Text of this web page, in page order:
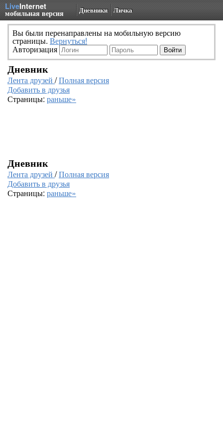
LiveInternet
мобильная версия Дневники Личка
Вы были перенаправлены на мобильную версию
страницы. Вернуться!
Авторизация
Дневник
Лента друзей /Полная версия
Добавить в друзья
Страницы: раньше»
Дневник
Лента друзей /Полная версия
Добавить в друзья
Страницы: раньше»